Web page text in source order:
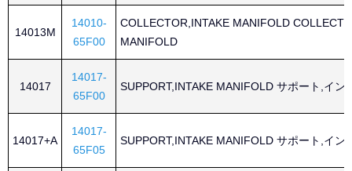
14013M
14010-
65F00
COLLECTOR,INTAKE MANIFOLD
MANIFOLD
14017
14017-
65F00
SUPPORT,INTAKE MANIFOLD サポート,イン
14017+A
14017-
65F05
SUPPORT,INTAKE MANIFOLD サポート,イン